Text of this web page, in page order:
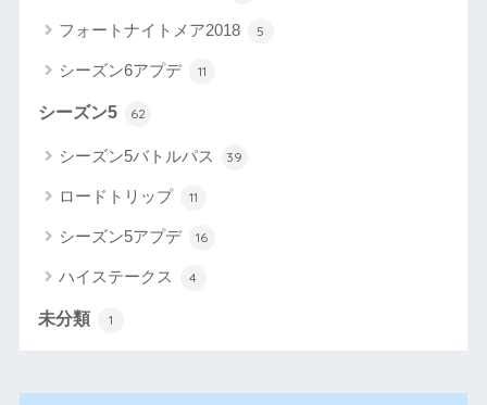
フォートナイトメア2018 5
シーズン6アプデ 11
シーズン5 62
シーズン5バトルパス 39
ロードトリップ 11
シーズン5アプデ 16
ハイステークス 4
未分類 1